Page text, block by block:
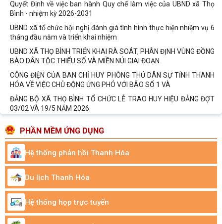
Quyết Định về việc ban hành Quy chế làm việc của UBND xã Thọ
Bình - nhiệm kỳ 2026-2031
UBND xã tổ chức hội nghị đánh giá tình hình thực hiện nhiệm vụ 6
tháng đầu năm và triển khai nhiệm
UBND XÃ THỌ BÌNH TRIỂN KHAI RÀ SOÁT, PHÂN ĐỊNH VÙNG ĐỒNG
BÀO DÂN TỘC THIỂU SỐ VÀ MIỀN NÚI GIAI ĐOẠN
CÔNG ĐIỆN CỦA BAN CHỈ HUY PHÒNG THỦ DÂN SỰ TỈNH THANH
HÓA VỀ VIỆC CHỦ ĐỘNG ỨNG PHÓ VỚI BÃO SỐ 1 VÀ
ĐẢNG BỘ XÃ THỌ BÌNH TỔ CHỨC LỄ TRAO HUY HIỆU ĐẢNG ĐỢT
03/02 VÀ 19/5 NĂM 2026
vận hành mô hình tổ chức tổng thể
Công văn của Bảo hiểm xã hội cơ sở Như Thanh V/v phối hợp
thông báo hoàn trả tiền trùng đóng BHYT
Xã Thọ Bình đồng loạt tổ chức Hội nghị công bố các quyết định về
thành lập thôn, thành lập Chi bộ
UBND XÃ THỌ BÌNH TỔ CHỨC HỘI NGHỊ CÔNG BỐ NGHỊ QUYẾT
THÀNH LẬP THÔN, QUYẾT ĐỊNH THÀNH LẬP CHI BỘ
Trung tâm Phục vụ hành chính công xã công khai, niêm yết nội
PHẦN MỀM ỨNG DỤNG
Hệ thống phản hồi Thanh Hóa
Du lịch Thanh Hóa
Hệ thống họp trực tuyến